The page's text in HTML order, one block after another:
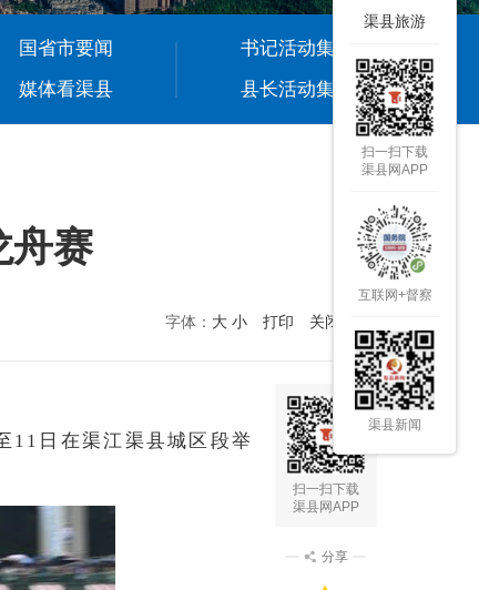
国省市要闻
书记活动集
媒体看渠县 县长活动集
舟赛
字体： 大 小 打印 关闭本页
扫一扫下载
渠县网APP
分享
11日在渠江渠县城区段举
渠县旅游
扫一扫下载
渠县网APP
互联网+督察
渠县新闻